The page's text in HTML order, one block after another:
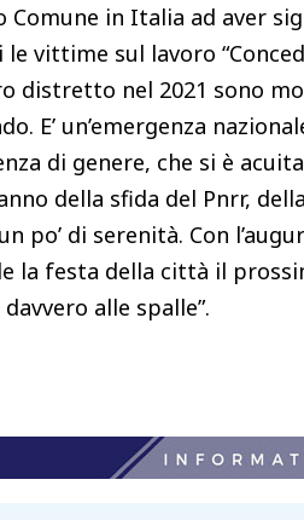
Comune in Italia ad aver
vittime sul lavoro
distretto nel 2021 sono
E’ un’emergenza
di genere, che si è
della sfida del Pnrr,
po’ di serenità. Con
la festa della città il
alle spalle”.